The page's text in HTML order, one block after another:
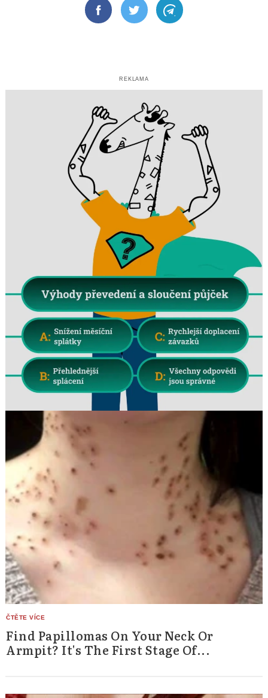
FacebookTwitter Telegram
REKLAMA
Find Papillomas On Your Neck Or
Armpit? It's The First Stage Of...